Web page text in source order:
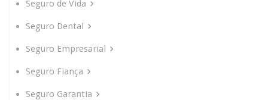
Seguro de Vida
Seguro Dental
Seguro Empresarial
Seguro Fiança
Seguro Garantia